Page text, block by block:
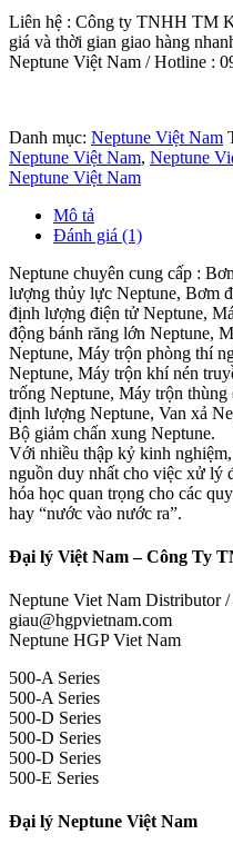
Liên hệ : Công ty TNHH TM
giá và thời gian giao hàng
Neptune Việt Nam / Hotline :
Danh mục: Neptune Việt Nam
Neptune Việt Nam, Neptune
Neptune Việt Nam
Mô tả
Đánh giá (1)
Neptune chuyên cung cấp :
lượng thủy lực Neptune, Bơm
định lượng điện tử Neptune,
động bánh răng lớn Neptune,
Neptune, Máy trộn phòng thí
Neptune, Máy trộn khí nén
trống Neptune, Máy trộn
định lượng Neptune, Van xả
Bộ giảm chấn xung Neptune.
Với nhiều thập kỷ kinh
nguồn duy nhất cho việc xử lý
hóa học quan trọng cho các
hay “nước vào nước ra”.
Đại lý Việt Nam – Công Ty
Neptune Viet Nam Distributor
giau@hgpvietnam.com
Neptune HGP Viet Nam
500-A Series
500-A Series
500-D Series
500-D Series
500-D Series
500-E Series
Đại lý Neptune Việt Nam